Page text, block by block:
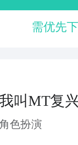
需优先
叫MT复
色扮演